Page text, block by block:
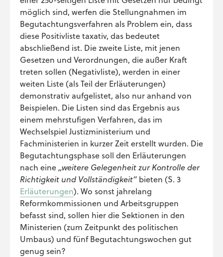
möglich sind, werfen die Stellungnahmen im
Begutachtungsverfahren als Problem ein, dass
diese Positivliste taxativ, das bedeutet
abschließend ist. Die zweite Liste, mit jenen
Gesetzen und Verordnungen, die außer Kraft
treten sollen (Negativliste), werden in einer
weiten Liste (als Teil der Erläuterungen)
demonstrativ aufgelistet, also nur anhand von
Beispielen. Die Listen sind das Ergebnis aus
einem mehrstufigen Verfahren, das im
Wechselspiel Justizministerium und
Fachministerien in kurzer Zeit erstellt wurden. Die
Begutachtungsphase soll den Erläuterungen
nach eine „weitere Gelegenheit zur Kontrolle der
Richtigkeit und Vollständigkeit“ bieten (S. 3
Erläuterungen). Wo sonst jahrelang
Reformkommissionen und Arbeitsgruppen
befasst sind, sollen hier die Sektionen in den
Ministerien (zum Zeitpunkt des politischen
Umbaus) und fünf Begutachtungswochen gut
genug sein?